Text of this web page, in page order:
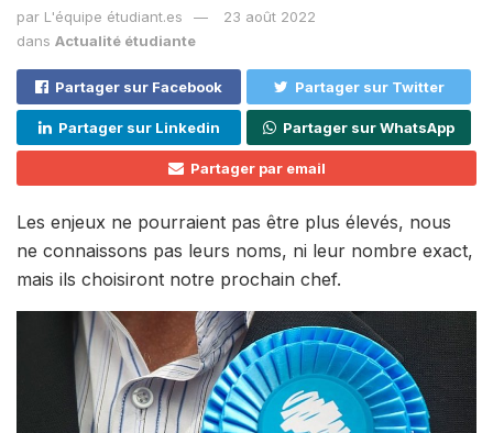
par L'équipe étudiant.es
23 août 2022
dans Actualité étudiante
Partager sur Facebook Partager sur Twitter
Partager sur Linkedin Partager sur WhatsApp
Partager par email
Les enjeux ne pourraient pas être plus élevés, nous
ne connaissons pas leurs noms, ni leur nombre exact,
mais ils choisiront notre prochain chef.